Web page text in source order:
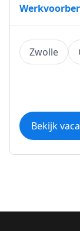
Zwolle
Bekijk